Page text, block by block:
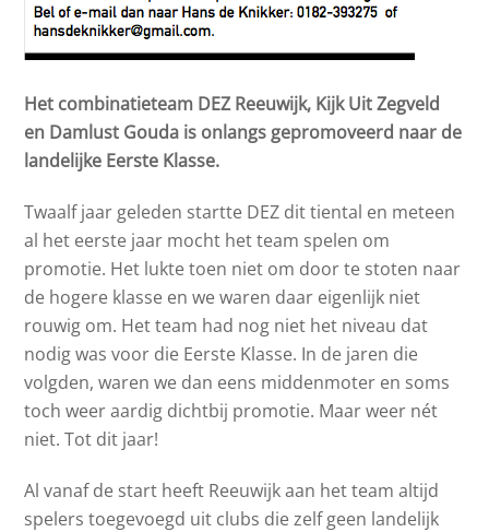
Het combinatieteam DEZ Reeuwijk, Kijk Uit Zegveld
en Damlust Gouda is onlangs gepromoveerd naar de
landelijke Eerste Klasse.
Twaalf jaar geleden startte DEZ dit tiental en meteen
al het eerste jaar mocht het team spelen om
promotie. Het lukte toen niet om door te stoten naar
de hogere klasse en we waren daar eigenlijk niet
rouwig om. Het team had nog niet het niveau dat
nodig was voor die Eerste Klasse. In de jaren die
volgden, waren we dan eens middenmoter en soms
toch weer aardig dichtbij promotie. Maar weer nét
niet. Tot dit jaar!
Al vanaf de start heeft Reeuwijk aan het team altijd
spelers toegevoegd uit clubs die zelf geen landelijk